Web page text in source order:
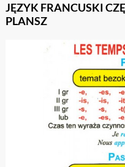
JĘZYK FRANCUSKI
PLANSZ